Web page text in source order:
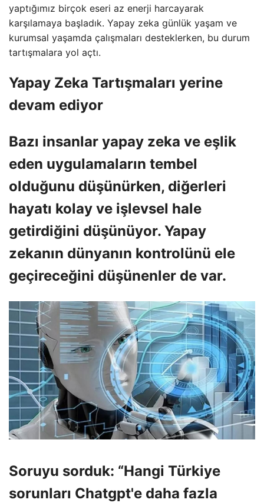
yaptığımız birçok eseri az enerji harcayarak
karşılamaya başladık. Yapay zeka günlük yaşam ve
kurumsal yaşamda çalışmaları desteklerken, bu durum
tartışmalara yol açtı.
Yapay Zeka Tartışmaları yerine
devam ediyor
Bazı insanlar yapay zeka ve eşlik
eden uygulamaların tembel
olduğunu düşünürken, diğerleri
hayatı kolay ve işlevsel hale
getirdiğini düşünüyor. Yapay
zekanın dünyanın kontrolünü ele
geçireceğini düşünenler de var.
Soruyu sorduk: “Hangi Türkiye
sorunları Chatgpt'e daha fazla